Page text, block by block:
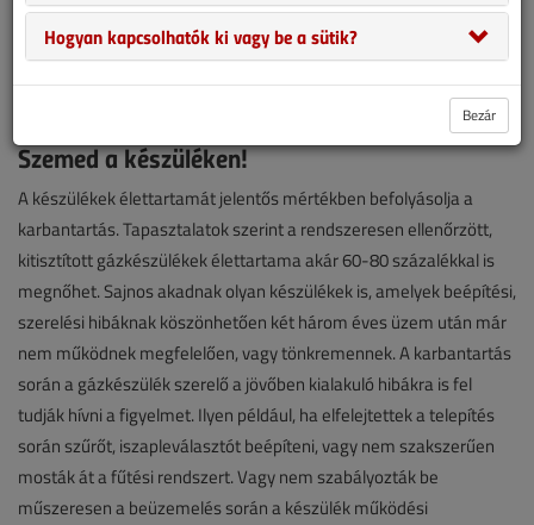
Szemed a készüléken!
A készülékek élettartamát jelentős mértékben befolyásolja a
karbantartás. Tapasztalatok szerint a rendszeresen ellenőrzött,
kitisztított gázkészülékek élettartama akár 60-80 százalékkal is
megnőhet. Sajnos akadnak olyan készülékek is, amelyek beépítési,
szerelési hibáknak köszönhetően két három éves üzem után már
nem működnek megfelelően, vagy tönkremennek. A karbantartás
során a gázkészülék szerelő a jövőben kialakuló hibákra is fel
tudják hívni a figyelmet. Ilyen például, ha elfelejtettek a telepítés
során szűrőt, iszapleválasztót beépíteni, vagy nem szakszerűen
mosták át a fűtési rendszert. Vagy nem szabályozták be
műszeresen a beüzemelés során a készülék működési
Hogyan kapcsolhatók ki vagy be a sütik?
Bezár